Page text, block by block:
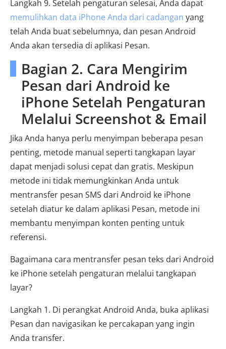
Langkah 9. Setelah pengaturan selesai, Anda dapat
memulihkan data iPhone Anda dari cadangan yang
telah Anda buat sebelumnya, dan pesan Android
Anda akan tersedia di aplikasi Pesan.
Bagian 2. Cara Mengirim
Pesan dari Android ke
iPhone Setelah Pengaturan
Melalui Screenshot & Email
Jika Anda hanya perlu menyimpan beberapa pesan
penting, metode manual seperti tangkapan layar
dapat menjadi solusi cepat dan gratis. Meskipun
metode ini tidak memungkinkan Anda untuk
mentransfer pesan SMS dari Android ke iPhone
setelah diatur ke dalam aplikasi Pesan, metode ini
membantu menyimpan konten penting untuk
referensi.
Bagaimana cara mentransfer pesan teks dari Android
ke iPhone setelah pengaturan melalui tangkapan
layar?
Langkah 1. Di perangkat Android Anda, buka aplikasi
Pesan dan navigasikan ke percakapan yang ingin
Anda transfer.